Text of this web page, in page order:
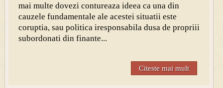
mai multe dovezi contureaza ideea ca una din
cauzele fundamentale ale acestei situatii este
coruptia, sau politica iresponsabila dusa de propriii
subordonati din finante...
Citeste mai mult